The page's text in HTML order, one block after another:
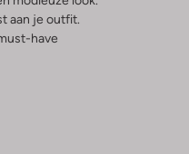
aan je outfit.
have